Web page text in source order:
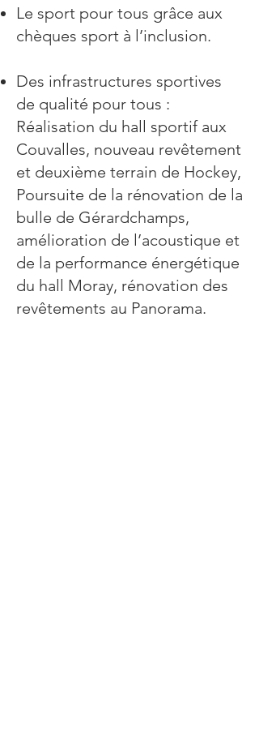
Le sport pour tous grâce aux
chèques sport à l’inclusion.
Des infrastructures sportives
de qualité pour tous :
Réalisation du hall sportif aux
Couvalles, nouveau revêtement
et deuxième terrain de Hockey,
Poursuite de la rénovation de la
bulle de Gérardchamps,
amélioration de l’acoustique et
de la performance énergétique
du hall Moray, rénovation des
revêtements au Panorama.